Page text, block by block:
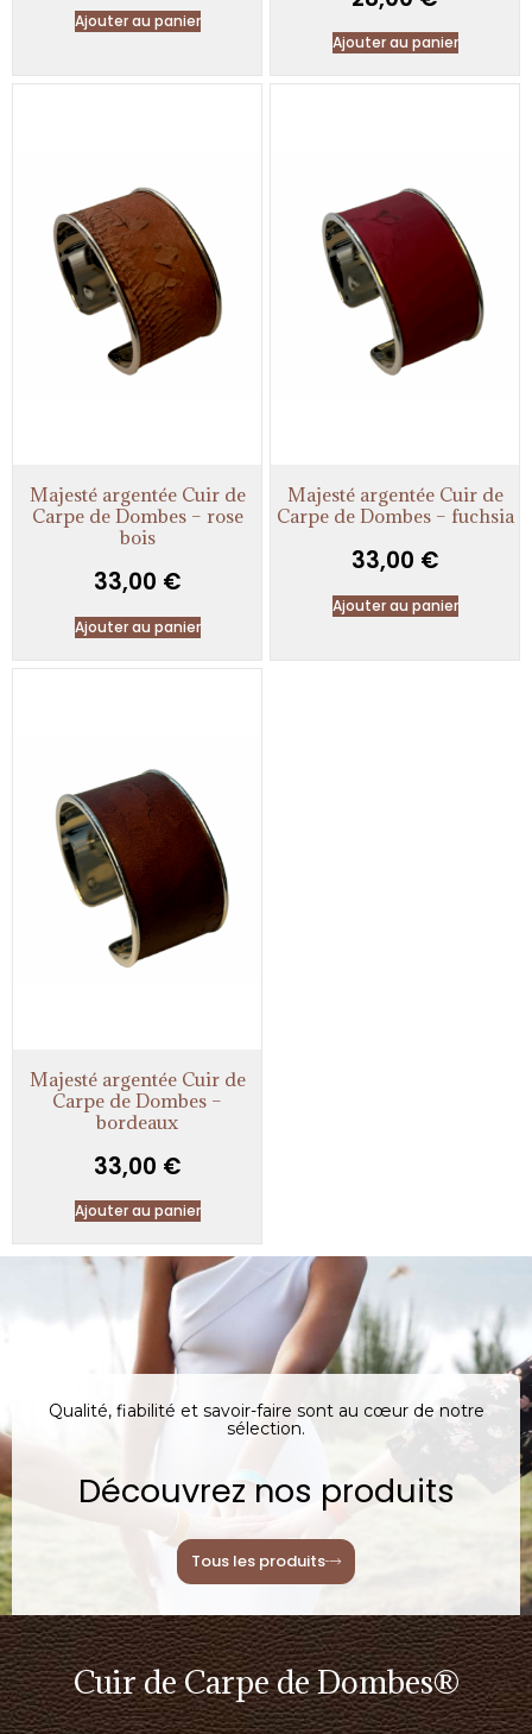
Ajouter au panier
Ajouter au panier
Majesté argentée Cuir de
Carpe de Dombes – rose
bois
33,00 €
Ajouter au panier
Majesté argentée Cuir de
Carpe de Dombes – fuchsia
33,00 €
Ajouter au panier
Majesté argentée Cuir de
Carpe de Dombes –
bordeaux
33,00 €
Ajouter au panier
Qualité, fiabilité et savoir-faire sont au cœur de notre
sélection.
Découvrez nos produits
Tous les produits
Cuir de Carpe de Dombes®